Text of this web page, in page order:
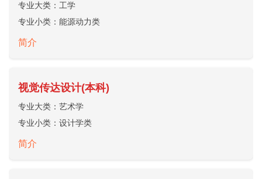
专业大类： 工学
专业小类： 能源动力类
简介
视觉传达设计(本科)
专业大类： 艺术学
专业小类： 设计学类
简介